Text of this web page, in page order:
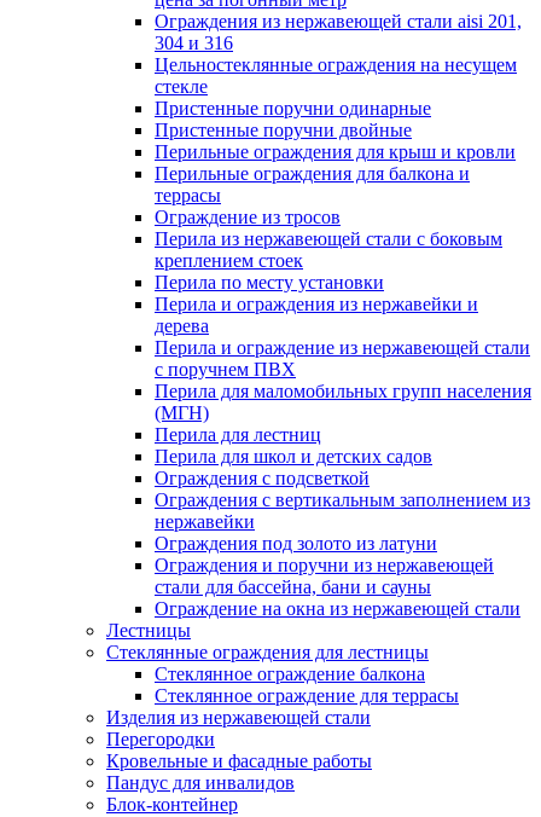
Ограждения из нержавеющей стали aisi 201,
304 и 316
Цельностеклянные ограждения на несущем
стекле
Пристенные поручни одинарные
Пристенные поручни двойные
Перильные ограждения для крыш и кровли
Перильные ограждения для балкона и
террасы
Ограждение из тросов
Перила из нержавеющей стали с боковым
креплением стоек
Перила по месту установки
Перила и ограждения из нержавейки и
дерева
Перила и ограждение из нержавеющей стали
с поручнем ПВХ
Перила для маломобильных групп населения
(МГН)
Перила для лестниц
Перила для школ и детских садов
Ограждения с подсветкой
Ограждения с вертикальным заполнением из
нержавейки
Ограждения под золото из латуни
Ограждения и поручни из нержавеющей
стали для бассейна, бани и сауны
Ограждение на окна из нержавеющей стали
Лестницы
Стеклянные ограждения для лестницы
Стеклянное ограждение балкона
Стеклянное ограждение для террасы
Изделия из нержавеющей стали
Перегородки
Кровельные и фасадные работы
Пандус для инвалидов
Блок-контейнер